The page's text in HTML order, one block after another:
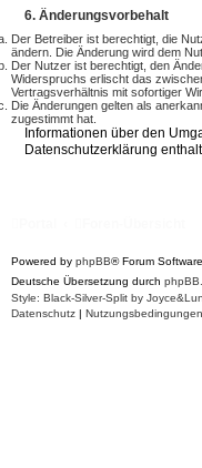
6. Änderungsvorbehalt
Der Betreiber ist berechtigt, die
ändern. Die Änderung wird dem
Der Nutzer ist berechtigt, den
Widerspruchs erlischt das
Vertragsverhältnis mit sofortiger
Die Änderungen gelten als
zugestimmt hat.
Informationen über den
Datenschutzerklärung
Powered by phpBB® Forum
Deutsche Übersetzung durch
Style: Black-Silver-Split by
Datenschutz
Nutzungsbedingungen